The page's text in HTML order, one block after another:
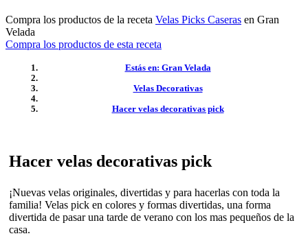
Compra los productos de la receta Velas Picks Caseras en Gran
Velada
Compra los productos de esta receta
Estás en: Gran Velada
Velas Decorativas
Hacer velas decorativas pick
Hacer velas decorativas pick
¡Nuevas velas originales, divertidas y para hacerlas con toda la
familia! Velas pick en colores y formas divertidas, una forma
divertida de pasar una tarde de verano con los mas pequeños de la
casa.